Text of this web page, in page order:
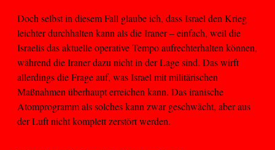
Doch selbst in diesem Fall glaube ich, dass Israel den Krieg
leichter durchhalten kann als die Iraner – einfach, weil die
Israelis das aktuelle operative Tempo aufrechterhalten können,
während die Iraner dazu nicht in der Lage sind. Das wirft
allerdings die Frage auf, was Israel mit militärischen
Maßnahmen überhaupt erreichen kann. Das iranische
Atomprogramm als solches kann zwar geschwächt, aber aus
der Luft nicht komplett zerstört werden.